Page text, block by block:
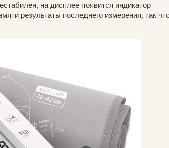
на дисплее появится индикатор
результаты последнего измерения, так